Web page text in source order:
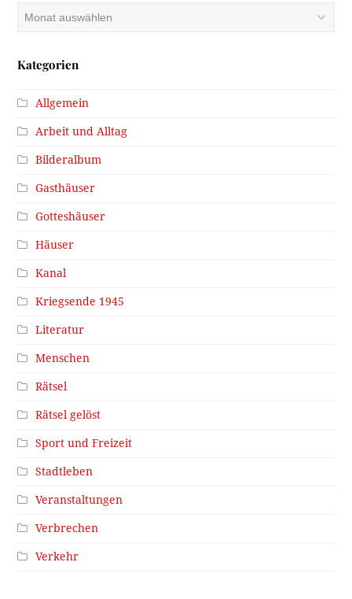
Archiv
Kategorien
Allgemein
Arbeit und Alltag
Bilderalbum
Gasthäuser
Gotteshäuser
Häuser
Kanal
Kriegsende 1945
Literatur
Menschen
Rätsel
Rätsel gelöst
Sport und Freizeit
Stadtleben
Veranstaltungen
Verbrechen
Verkehr